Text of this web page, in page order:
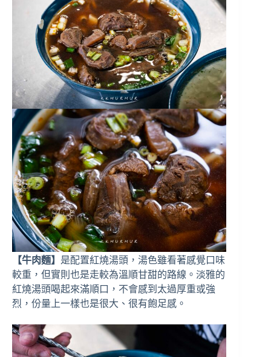
【牛肉麵】 是配置紅燒湯頭，湯色雖看著感覺口味
較重，但實則也是走較為溫順甘甜的路線。淡雅的
紅燒湯頭喝起來滿順口，不會感到太過厚重或強
烈，份量上一樣也是很大、很有飽足感。